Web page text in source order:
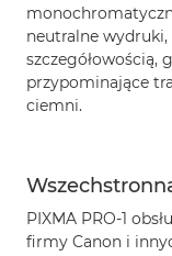
neutralne
szczegółowością,
przypominające
ciemni.
PIXMA PRO-1
firmy Canon i